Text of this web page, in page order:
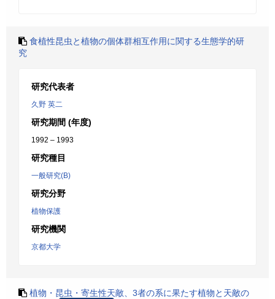
食植性昆虫と植物の個体群相互作用に関する生態学的研
究
研究代表者
久野 英二
研究期間 (年度)
1992 – 1993
研究種目
一般研究(B)
研究分野
植物保護
研究機関
京都大学
植物・昆虫・寄生性天敵、3者の系に果たす植物と天敵の